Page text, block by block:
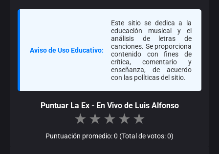
Aviso de Uso Educativo:
Este sitio se dedica a la
educación musical y el
análisis de letras de
canciones. Se proporciona
contenido con fines de
crítica, comentario y
enseñanza, de acuerdo
con las políticas del sitio.
Puntuar La Ex - En Vivo de Luis Alfonso
★ ★ ★ ★ ★
Puntuación promedio: 0 (Total de votos: 0)